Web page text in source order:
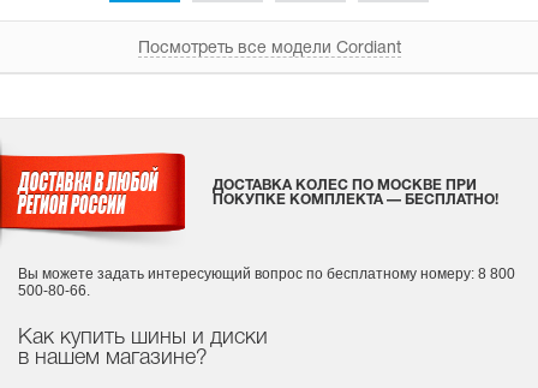
Посмотреть все модели Cordiant
Как купить шины и диски
в нашем магазине?
ДОСТАВКА КОЛЕС ПО МОСКВЕ ПРИ
ПОКУПКЕ КОМПЛЕКТА — БЕСПЛАТНО!
Вы можете задать интересующий вопрос по бесплатному номеру: 8 800
500-80-66.